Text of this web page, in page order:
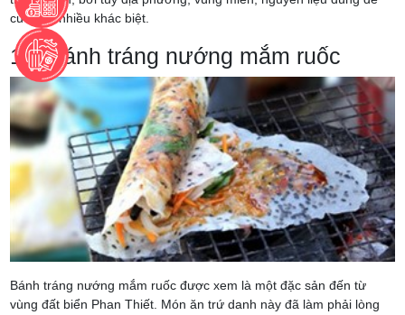
cuốn có nhiều khác biệt.
10. Bánh tráng nướng mắm ruốc
Bánh tráng nướng mắm ruốc được xem là một đặc sản đến từ
vùng đất biển Phan Thiết. Món ăn trứ danh này đã làm phải lòng